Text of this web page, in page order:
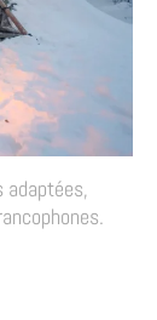
adaptées,